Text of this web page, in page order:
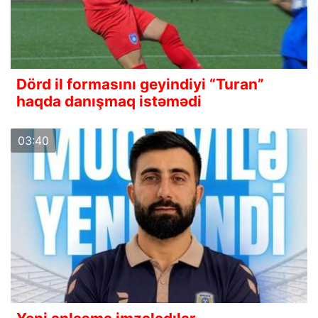
Dörd il formasını geyindiyi “Turan”
haqda danışmaq istəmədi
03:40